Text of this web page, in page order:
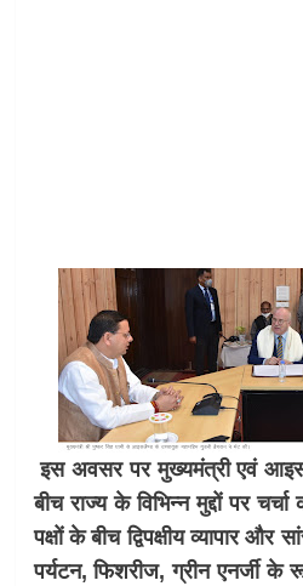
इस अवसर पर मुख्यमंत्री एवं
बीच राज्य के विभिन्न मुद्दों पर
पक्षों के बीच द्विपक्षीय व्यापार और
पर्यटन, फिशरीज, ग्रीन एनर्जी के